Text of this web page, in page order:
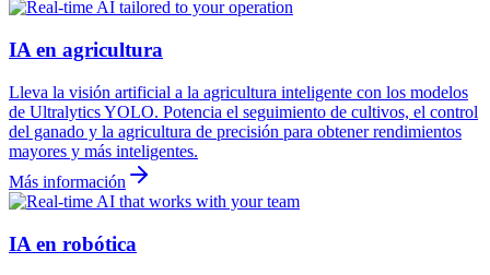
IA en agricultura
Lleva la visión artificial a la agricultura inteligente con los modelos
de Ultralytics YOLO. Potencia el seguimiento de cultivos, el control
del ganado y la agricultura de precisión para obtener rendimientos
mayores y más inteligentes.
Más información
IA en robótica